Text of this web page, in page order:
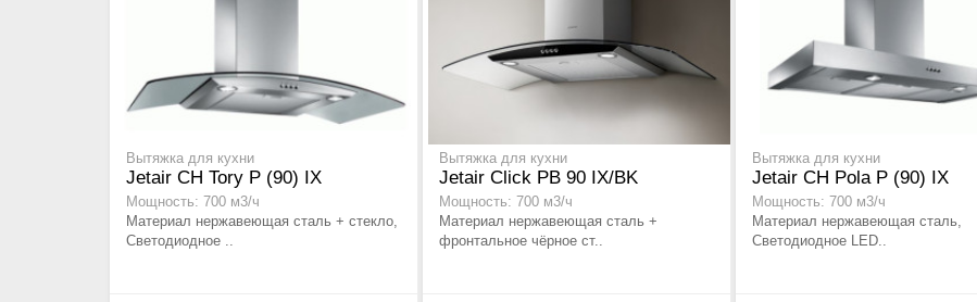
Вытяжка для кухни
Jetair CH Tory P (90) IX
Мощность: 700 м3/ч
Материал нержавеющая сталь + стекло,
Светодиодное ..
Вытяжка для кухни
Jetair Click PB 90 IX/BK
Мощность: 700 м3/ч
Материал нержавеющая сталь +
фронтальное чёрное ст..
Вытяжка для кухни
Jetair CH Pola P (90) IX
Мощность: 700 м3/ч
Материал нержавеющая сталь,
Светодиодное LED..